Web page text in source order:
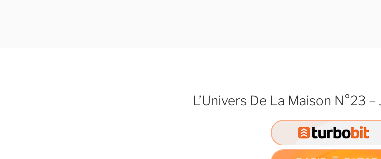
L’Univers De La Maison N°23